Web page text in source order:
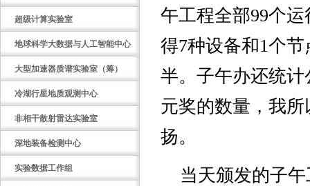
超级计算实验室
地球科学大数据与人工智能中心
大型加速器质谱实验室（筹）
冷湖行星地质观测中心
非相干散射雷达实验室
深地装备检测中心
实验数据工作组
午工程全部99个运
得7种设备和1个节
半。子午办还统计
元奖的数量，我所
扬。
当天颁发的子午